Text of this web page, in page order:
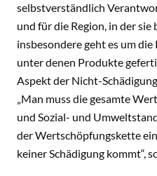
selbstverständlich
und für die Region, in der
insbesondere geht es um
unter denen Produkte
Aspekt der Nicht-
„Man muss die gesamte
und Sozial- und
der Wertschöpfungskette
keiner Schädigung kommt“,